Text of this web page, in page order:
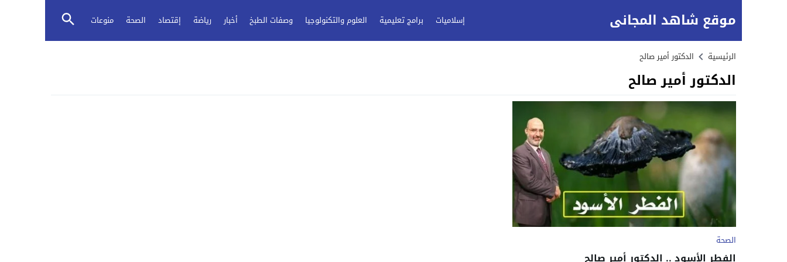
موقع شاهد المجاني إسلاميات برامج تعليمية العلوم والتكنولوجيا وصفات الطبخ أخبار رياضة إقتصاد الصحة منوعات
الرئيسية الدكتور أمير صالح
الدكتور أمير صالح
الصحة